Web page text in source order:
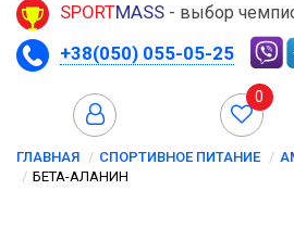
SPORTMASS - выбор
+38(050) 055-05-25
0
ГЛАВНАЯ СПОРТИВНОЕ ПИТАНИЕ
БЕТА-АЛАНИН